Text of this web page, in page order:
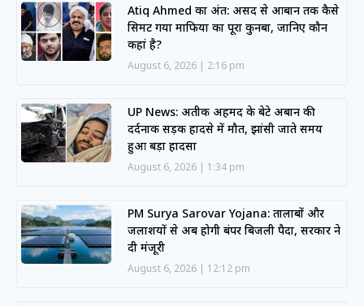
Atiq Ahmed का अंत: असद से आबान तक कैसे
सिमट गया माफिया का पूरा कुनबा, जानिए कौन
कहां है?
August 6, 2026 2:16 pm
UP News: अतीक अहमद के बेटे अबान की
दर्दनाक सड़क हादसे में मौत, झांसी जाते समय
हुआ बड़ा हादसा
August 6, 2026 1:34 pm
PM Surya Sarovar Yojana: तालाबों और
जलाशयों से अब होगी बंपर बिजली पैदा, सरकार ने
दी मंजूरी
August 6, 2026 12:12 pm